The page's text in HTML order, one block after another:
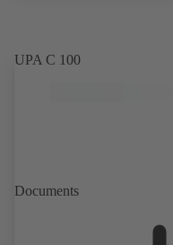
UPA C 100
Documents